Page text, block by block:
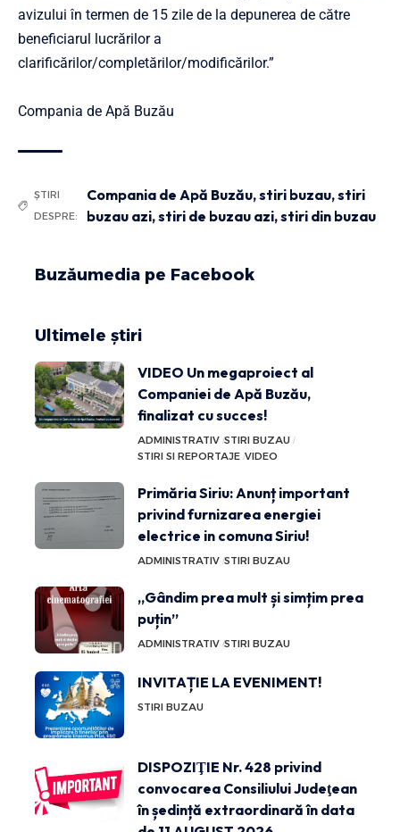
avizului în termen de 15 zile de la depunerea de către
beneficiarul lucrărilor a
clarificărilor/completărilor/modificărilor.”
Compania de Apă Buzău
ȘTIRI
DESPRE:
Compania de Apă Buzău,stiri buzau,stiri
buzau azi,stiri de buzau azi,stiri din buzau
Buzăumedia pe Facebook
Ultimele știri
VIDEO Un megaproiect al
Companiei de Apă Buzău,
finalizat cu succes!
ADMINISTRATIV STIRI BUZAU
STIRI SI REPORTAJE VIDEO
Primăria Siriu: Anunț important
privind furnizarea energiei
electrice in comuna Siriu!
ADMINISTRATIV STIRI BUZAU
„Gândim prea mult și simțim prea
puțin”
ADMINISTRATIV STIRI BUZAU
INVITAȚIE LA EVENIMENT!
STIRI BUZAU
DISPOZIŢIE Nr. 428 privind
convocarea Consiliului Judeţean
în ședință extraordinară în data